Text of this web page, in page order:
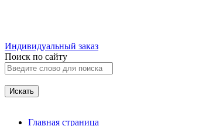
Индивидуальный заказ
Поиск по сайту
Главная страница